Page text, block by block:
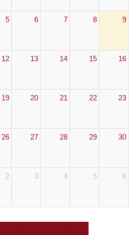
5 6 7 8 9
12 13 14 15 16
19 20 21 22 23
26 27 28 29 30
2 3 4 5 6